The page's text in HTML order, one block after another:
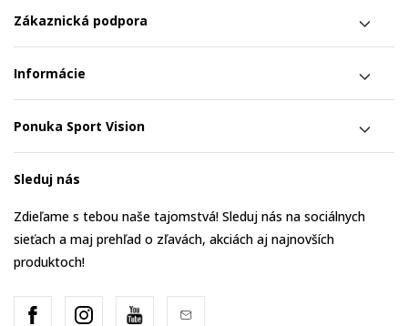
Zákaznická podpora
Informácie
Ponuka Sport Vision
Sleduj nás
Zdieľame s tebou naše tajomstvá! Sleduj nás na sociálnych
sieťach a maj prehľad o zľavách, akciách aj najnovších
produktoch!